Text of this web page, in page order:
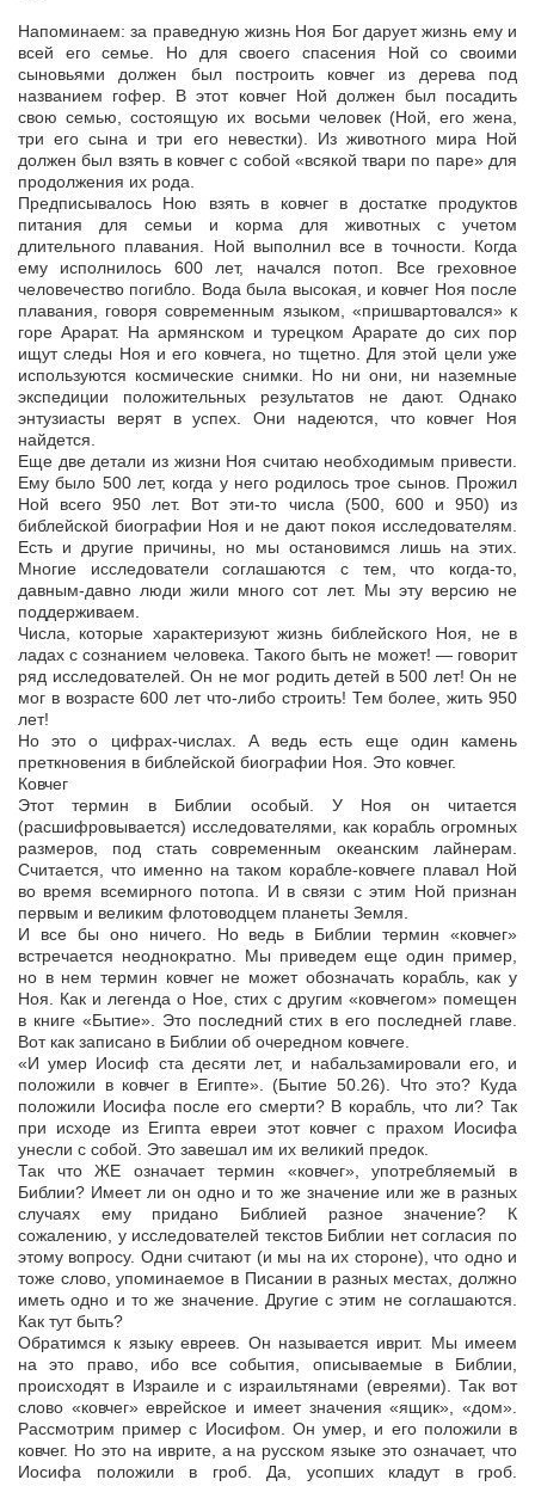
Напоминаем: за праведную жизнь Ноя Бог дарует жизнь ему и
всей его семье. Но для своего спасения Ной со своими
сыновьями должен был построить ковчег из дерева под
названием гофер. В этот ковчег Ной должен был посадить
свою семью, состоящую их восьми человек (Ной, его жена,
три его сына и три его невестки). Из животного мира Ной
должен был взять в ковчег с собой «всякой твари по паре» для
продолжения их рода.
Предписывалось Ною взять в ковчег в достатке продуктов
питания для семьи и корма для животных с учетом
длительного плавания. Ной выполнил все в точности. Когда
ему исполнилось 600 лет, начался потоп. Все греховное
человечество погибло. Вода была высокая, и ковчег Ноя после
плавания, говоря современным языком, «пришвартовался» к
горе Арарат. На армянском и турецком Арарате до сих пор
ищут следы Ноя и его ковчега, но тщетно. Для этой цели уже
используются космические снимки. Но ни они, ни наземные
экспедиции положительных результатов не дают. Однако
энтузиасты верят в успех. Они надеются, что ковчег Ноя
найдется.
Еще две детали из жизни Ноя считаю необходимым привести.
Ему было 500 лет, когда у него родилось трое сынов. Прожил
Ной всего 950 лет. Вот эти-то числа (500, 600 и 950) из
библейской биографии Ноя и не дают покоя исследователям.
Есть и другие причины, но мы остановимся лишь на этих.
Многие исследователи соглашаются с тем, что когда-то,
давным-давно люди жили много сот лет. Мы эту версию не
поддерживаем.
Числа, которые характеризуют жизнь библейского Ноя, не в
ладах с сознанием человека. Такого быть не может! — говорит
ряд исследователей. Он не мог родить детей в 500 лет! Он не
мог в возрасте 600 лет что-либо строить! Тем более, жить 950
лет!
Но это о цифрах-числах. А ведь есть еще один камень
преткновения в библейской биографии Ноя. Это ковчег.
Ковчег
Этот термин в Библии особый. У Ноя он читается
(расшифровывается) исследователями, как корабль огромных
размеров, под стать современным океанским лайнерам.
Считается, что именно на таком корабле-ковчеге плавал Ной
во время всемирного потопа. И в связи с этим Ной признан
первым и великим флотоводцем планеты Земля.
И все бы оно ничего. Но ведь в Библии термин «ковчег»
встречается неоднократно. Мы приведем еще один пример,
но в нем термин ковчег не может обозначать корабль, как у
Ноя. Как и легенда о Ное, стих с другим «ковчегом» помещен
в книге «Бытие». Это последний стих в его последней главе.
Вот как записано в Библии об очередном ковчеге.
«И умер Иосиф ста десяти лет, и набальзамировали его, и
положили в ковчег в Египте». (Бытие 50.26). Что это? Куда
положили Иосифа после его смерти? В корабль, что ли? Так
при исходе из Египта евреи этот ковчег с прахом Иосифа
унесли с собой. Это завешал им их великий предок.
Так что ЖЕ означает термин «ковчег», употребляемый в
Библии? Имеет ли он одно и то же значение или же в разных
случаях ему придано Библией разное значение? К
сожалению, у исследователей текстов Библии нет согласия по
этому вопросу. Одни считают (и мы на их стороне), что одно и
тоже слово, упоминаемое в Писании в разных местах, должно
иметь одно и то же значение. Другие с этим не соглашаются.
Как тут быть?
Обратимся к языку евреев. Он называется иврит. Мы имеем
на это право, ибо все события, описываемые в Библии,
происходят в Израиле и с израильтянами (евреями). Так вот
слово «ковчег» еврейское и имеет значения «ящик», «дом».
Рассмотрим пример с Иосифом. Он умер, и его положили в
ковчег. Но это на иврите, а на русском языке это означает, что
Иосифа положили в гроб. Да, усопших кладут в гроб.